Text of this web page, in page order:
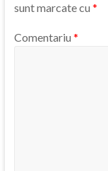
sunt marcate cu *
Comentariu *